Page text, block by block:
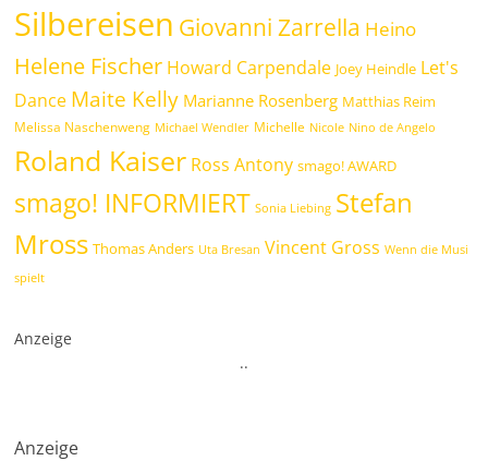
Silbereisen Giovanni Zarrella Heino
Helene Fischer Howard Carpendale Joey Heindle Let's
Dance Maite Kelly Marianne Rosenberg Matthias Reim
Melissa Naschenweng Michael Wendler Michelle Nicole Nino de Angelo
Roland Kaiser Ross Antony smago! AWARD
smago! INFORMIERT Sonia Liebing Stefan
Mross Thomas Anders Uta Bresan Vincent Gross Wenn die Musi
spielt
Anzeige
..
Anzeige